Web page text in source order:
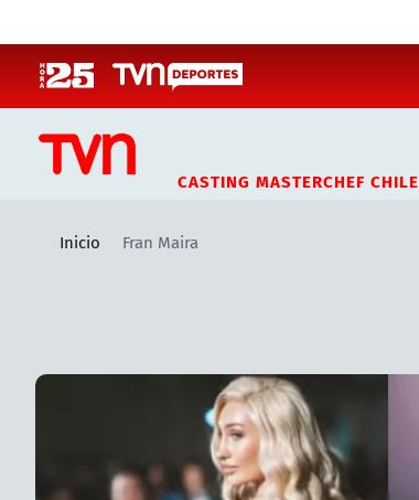
CASTING MASTERCHEF CHILE
Inicio Fran Maira
Artículos relacionados con Fran Maira